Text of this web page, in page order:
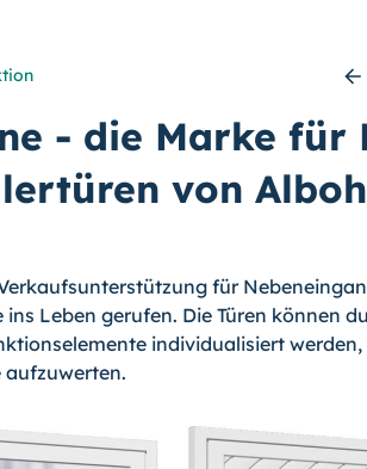
- die Marke für
von
für
ins Leben gerufen. Die Türen können
individualisiert
aufzuwerten.